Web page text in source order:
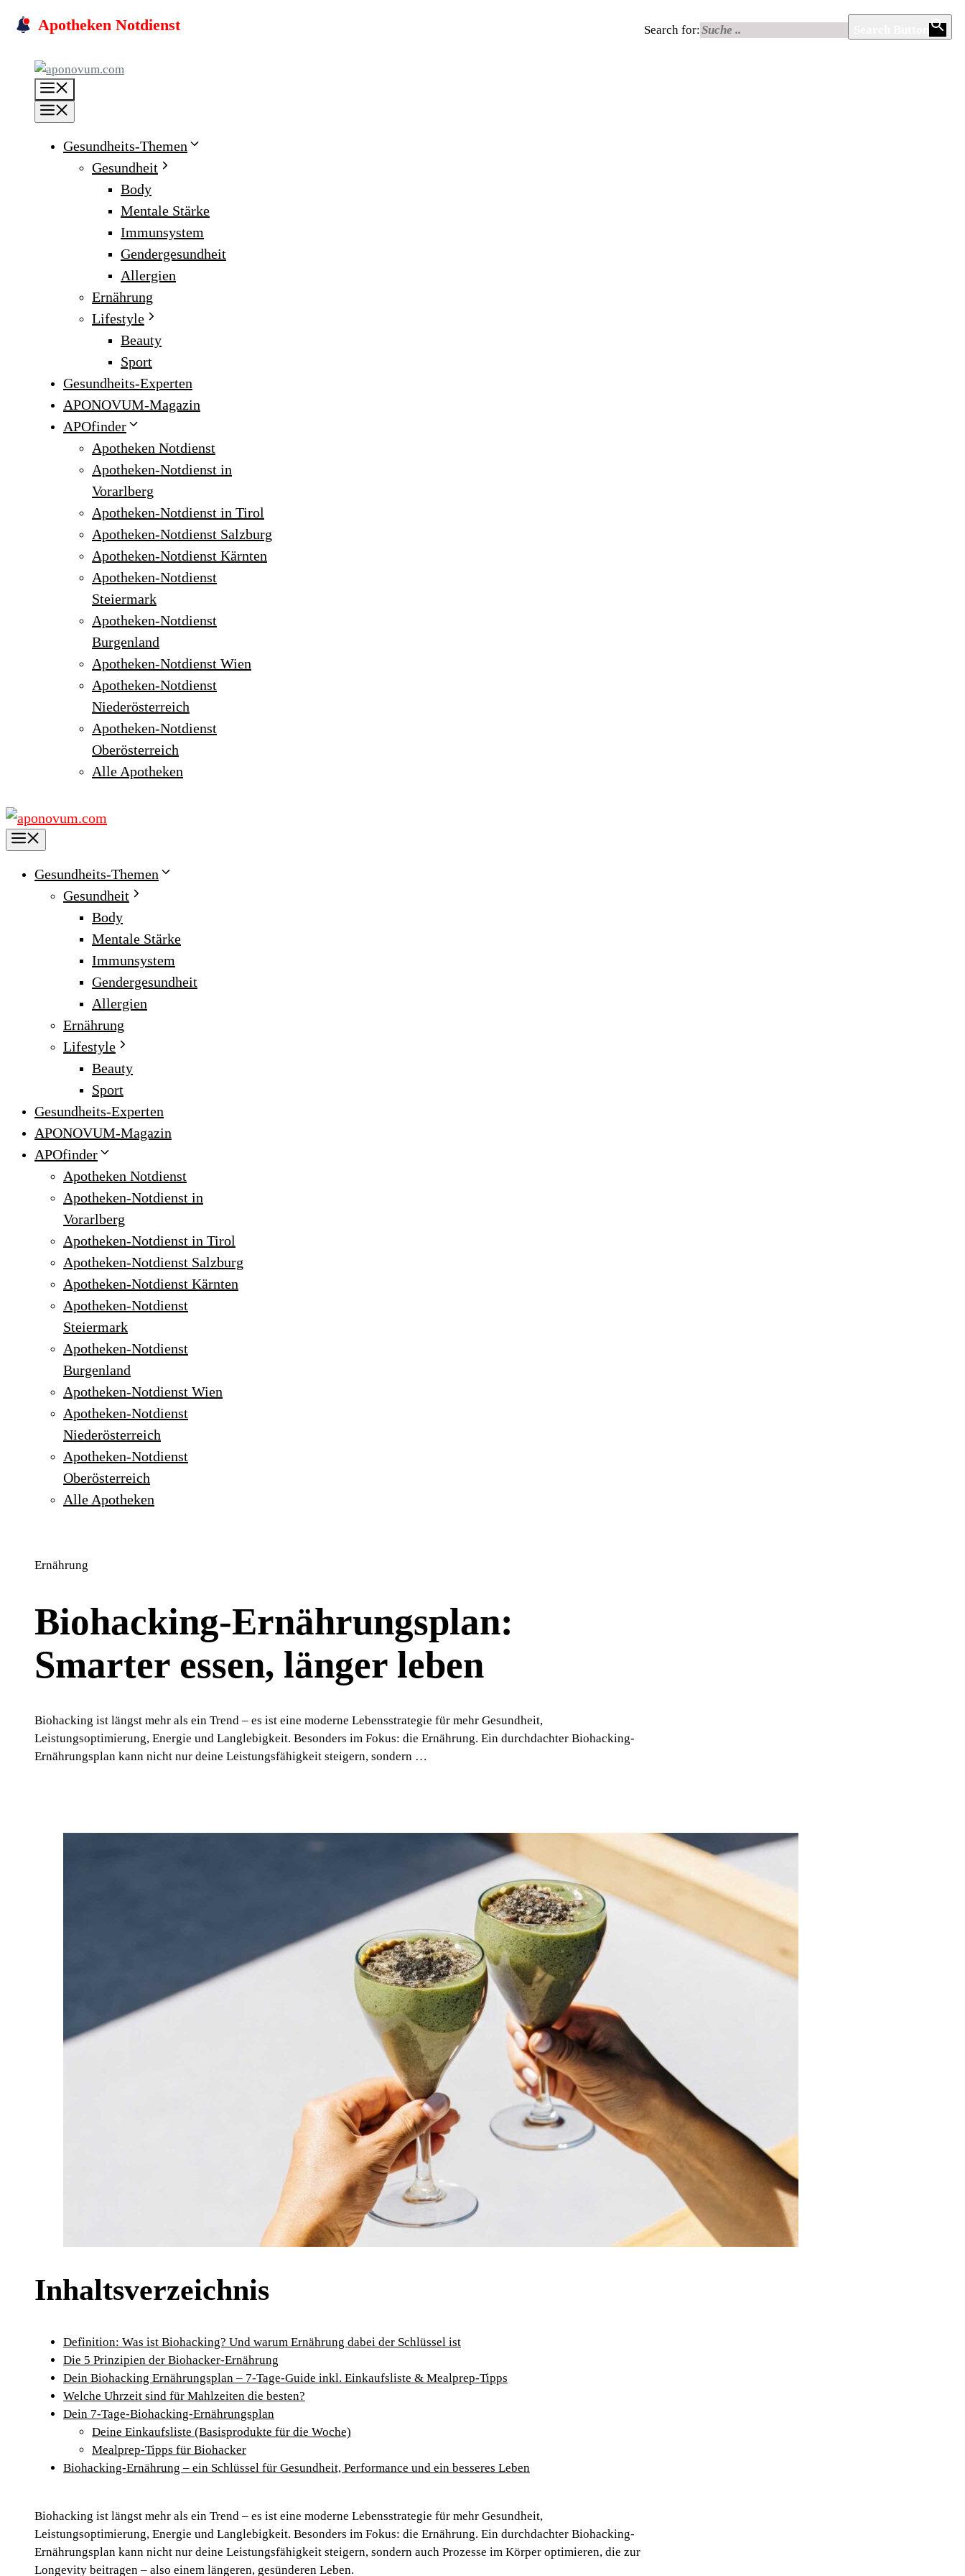
Skip
Apotheken Notdienst Search for:
Gesundheits-Themen
Gesundheit
Body
Mentale Stärke
Immunsystem
Gendergesundheit
Allergien
Ernährung
Lifestyle
Beauty
Sport
Gesundheits-Experten
APONOVUM-Magazin
APOfinder
Apotheken Notdienst
Apotheken-Notdienst in
Vorarlberg
Apotheken-Notdienst in Tirol
Apotheken-Notdienst Salzburg
Apotheken-Notdienst Kärnten
Apotheken-Notdienst
Steiermark
Apotheken-Notdienst
Burgenland
Apotheken-Notdienst Wien
Apotheken-Notdienst
Niederösterreich
Apotheken-Notdienst
Oberösterreich
Alle Apotheken
Gesundheits-Themen
Gesundheit
Body
Mentale Stärke
Immunsystem
Gendergesundheit
Allergien
Ernährung
Lifestyle
Beauty
Sport
Gesundheits-Experten
APONOVUM-Magazin
APOfinder
Apotheken Notdienst
Apotheken-Notdienst in
Vorarlberg
Apotheken-Notdienst in Tirol
Apotheken-Notdienst Salzburg
Apotheken-Notdienst Kärnten
Apotheken-Notdienst
Steiermark
Apotheken-Notdienst
Burgenland
Apotheken-Notdienst Wien
Apotheken-Notdienst
Niederösterreich
Apotheken-Notdienst
Oberösterreich
Alle Apotheken
Ernährung
Biohacking-Ernährungsplan:
Smarter essen, länger leben
Biohacking ist längst mehr als ein Trend – es ist eine moderne Lebensstrategie für mehr Gesundheit,
Leistungsoptimierung, Energie und Langlebigkeit. Besonders im Fokus: die Ernährung. Ein durchdachter Biohacking-
Ernährungsplan kann nicht nur deine Leistungsfähigkeit steigern, sondern …
Inhaltsverzeichnis
Definition: Was ist Biohacking? Und warum Ernährung dabei der Schlüssel ist
Die 5 Prinzipien der Biohacker-Ernährung
Dein Biohacking Ernährungsplan – 7-Tage-Guide inkl. Einkaufsliste & Mealprep-Tipps
Welche Uhrzeit sind für Mahlzeiten die besten?
Dein 7-Tage-Biohacking-Ernährungsplan
Deine Einkaufsliste (Basisprodukte für die Woche)
Mealprep-Tipps für Biohacker
Biohacking-Ernährung – ein Schlüssel für Gesundheit, Performance und ein besseres Leben
Biohacking ist längst mehr als ein Trend – es ist eine moderne Lebensstrategie für mehr Gesundheit,
Leistungsoptimierung, Energie und Langlebigkeit. Besonders im Fokus: die Ernährung. Ein durchdachter Biohacking-
Ernährungsplan kann nicht nur deine Leistungsfähigkeit steigern, sondern auch Prozesse im Körper optimieren, die zur
Longevity beitragen – also einem längeren, gesünderen Leben.